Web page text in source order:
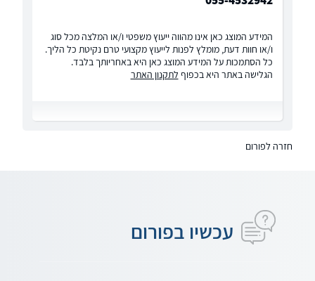
המידע המוצג כאן אינו מהווה ייעוץ משפטי ו/או המלצה מכל סוג
ו/או חוות דעת, מומלץ לפנות לייעוץ מקצועי טרם נקיטת כל הליך.
כל הסתמכות על המידע המוצג כאן היא באחריותך בלבד.
הגלישה באתר היא בכפוף לתקנון האתר
חזרה לפורום
עכשיו בפורום